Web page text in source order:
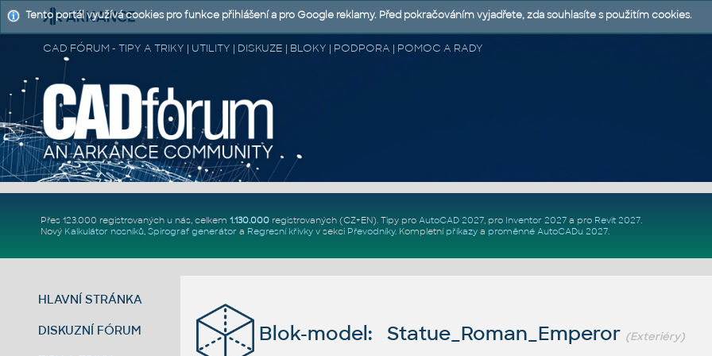
CAD FÓRUM - TIPY A TRIKY | UTILITY | DISKUZE | BLOKY | PODPORA | POMOC A RADY
Přes 123.000 registrovaných u nás, celkem 1.130.000registrovaných (CZ+EN). Tipy pro AutoCAD 2027, pro Inventor 2027a pro Revit 2027.
Nový Kalkulátor nosníků, Spirograf generátor a Regresní křivkyv sekci Převodníky. Kompletní příkazya proměnné AutoCADu 2027.
HLAVNÍ STRÁNKA
DISKUZNÍ FÓRUM Blok-model: Statue_Roman_Emperor (Exteriéry)
Tento portál využívá cookies pro funkce přihlášení a pro Google reklamy. Před pokračováním vyjadřete, zda souhlasíte s použitím cookies.